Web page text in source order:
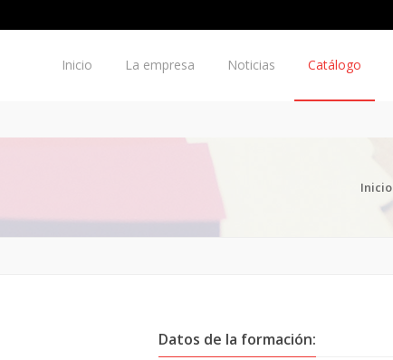
Inicio La empresa Noticias Catálogo
Inicio
Datos de la formación: